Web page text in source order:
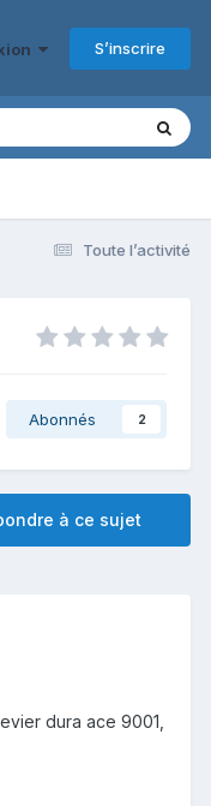
S’inscrire
Toute l’activité
Abonnés 2
à ce sujet
dura ace 9001,